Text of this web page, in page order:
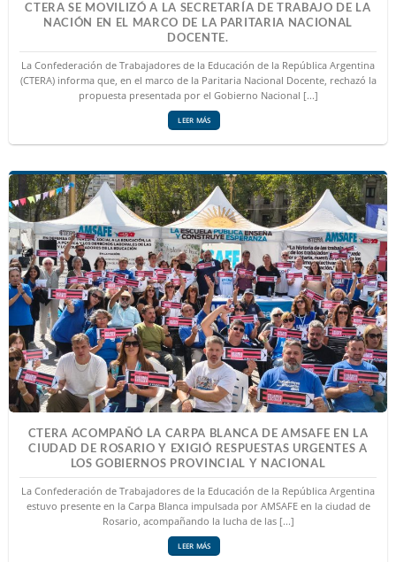
CTERA SE MOVILIZÓ A LA SECRETARÍA DE TRABAJO DE LA
NACIÓN EN EL MARCO DE LA PARITARIA NACIONAL
DOCENTE.
La Confederación de Trabajadores de la Educación de la República Argentina
(CTERA) informa que, en el marco de la Paritaria Nacional Docente, rechazó la
propuesta presentada por el Gobierno Nacional [...]
LEER MÁS
CTERA ACOMPAÑÓ LA CARPA BLANCA DE AMSAFE EN LA
CIUDAD DE ROSARIO Y EXIGIÓ RESPUESTAS URGENTES A
LOS GOBIERNOS PROVINCIAL Y NACIONAL
La Confederación de Trabajadores de la Educación de la República Argentina
estuvo presente en la Carpa Blanca impulsada por AMSAFE en la ciudad de
Rosario, acompañando la lucha de las [...]
LEER MÁS